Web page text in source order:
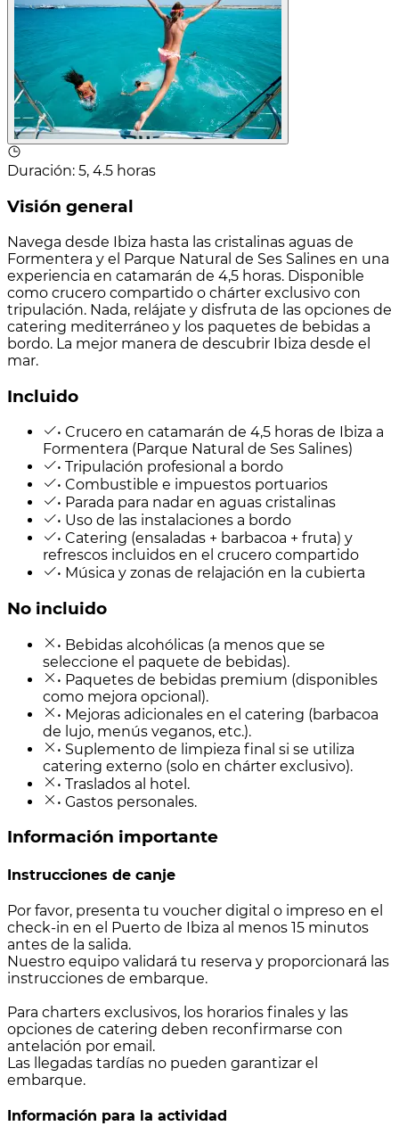
Duración: 5, 4.5 horas
Visión general
Navega desde Ibiza hasta las cristalinas aguas de
Formentera y el Parque Natural de Ses Salines en una
experiencia en catamarán de 4,5 horas. Disponible
como crucero compartido o chárter exclusivo con
tripulación. Nada, relájate y disfruta de las opciones de
catering mediterráneo y los paquetes de bebidas a
bordo. La mejor manera de descubrir Ibiza desde el
mar.
Incluido
• Crucero en catamarán de 4,5 horas de Ibiza a
Formentera (Parque Natural de Ses Salines)
• Tripulación profesional a bordo
• Combustible e impuestos portuarios
• Parada para nadar en aguas cristalinas
• Uso de las instalaciones a bordo
• Catering (ensaladas + barbacoa + fruta) y
refrescos incluidos en el crucero compartido
• Música y zonas de relajación en la cubierta
No incluido
• Bebidas alcohólicas (a menos que se
seleccione el paquete de bebidas).
• Paquetes de bebidas premium (disponibles
como mejora opcional).
• Mejoras adicionales en el catering (barbacoa
de lujo, menús veganos, etc.).
• Suplemento de limpieza final si se utiliza
catering externo (solo en chárter exclusivo).
• Traslados al hotel.
• Gastos personales.
Información importante
Instrucciones de canje
Por favor, presenta tu voucher digital o impreso en el
check-in en el Puerto de Ibiza al menos 15 minutos
antes de la salida.
Nuestro equipo validará tu reserva y proporcionará las
instrucciones de embarque.
Para charters exclusivos, los horarios finales y las
opciones de catering deben reconfirmarse con
antelación por email.
Las llegadas tardías no pueden garantizar el
embarque.
Información para la actividad